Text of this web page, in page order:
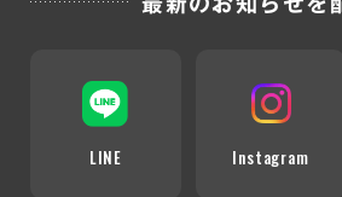
LINE Instagram